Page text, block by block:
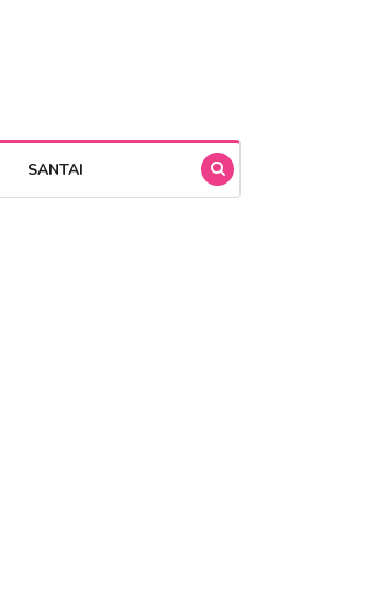
SANTAI